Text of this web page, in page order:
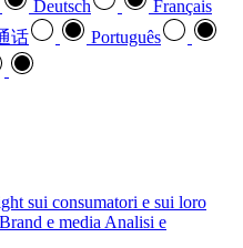
Deutsch
Français
话
Português
sui consumatori e sui loro
Brand e media Analisi e